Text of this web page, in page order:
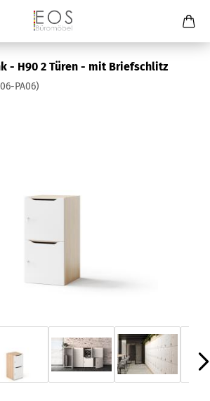
- H90 2 Türen - mit Briefschlitz
PA06)